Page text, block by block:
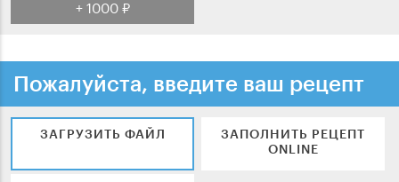
+ 1000 ₽
Пожалуйста, введите ваш рецепт
ЗАГРУЗИТЬ ФАЙЛ
ЗАПОЛНИТЬ РЕЦЕПТ
ONLINE